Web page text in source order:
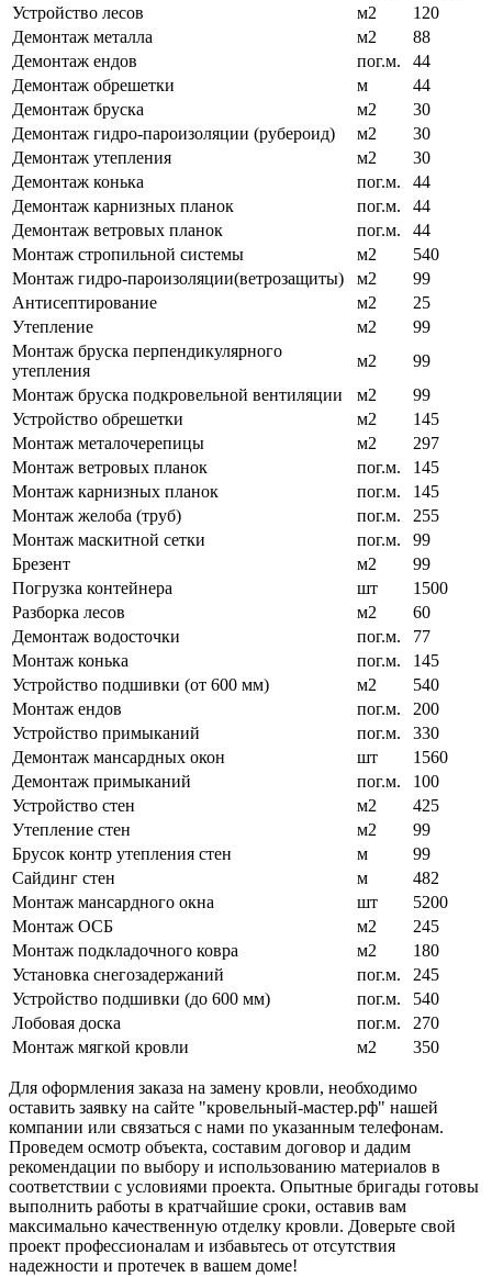
Устройство лесов
м2
120
Демонтаж металла
м2
88
Демонтаж ендов
пог.м.
44
Демонтаж обрешетки
м
44
Демонтаж бруска
м2
30
Демонтаж гидро-пароизоляции (рубероид)
м2
30
Демонтаж утепления
м2
30
Демонтаж конька
пог.м.
44
Демонтаж карнизных планок
пог.м.
44
Демонтаж ветровых планок
пог.м.
44
Монтаж стропильной системы
м2
540
Монтаж гидро-пароизоляции(ветрозащиты)
м2
99
Антисептирование
м2
25
Утепление
м2
99
Монтаж бруска перпендикулярного
утепления
м2
99
Монтаж бруска подкровельной вентиляции
м2
99
Устройство обрешетки
м2
145
Монтаж металочерепицы
м2
297
Монтаж ветровых планок
пог.м.
145
Монтаж карнизных планок
пог.м.
145
Монтаж желоба (труб)
пог.м.
255
Монтаж маскитной сетки
пог.м.
99
Брезент
м2
99
Погрузка контейнера
шт
1500
Разборка лесов
м2
60
Демонтаж водосточки
пог.м.
77
Монтаж конька
пог.м.
145
Устройство подшивки (от 600 мм)
м2
540
Монтаж ендов
пог.м.
200
Устройство примыканий
пог.м.
330
Демонтаж мансардных окон
шт
1560
Демонтаж примыканий
пог.м.
100
Устройство стен
м2
425
Утепление стен
м2
99
Брусок контр утепления стен
м
99
Сайдинг стен
м
482
Монтаж мансардного окна
шт
5200
Монтаж ОСБ
м2
245
Монтаж подкладочного ковра
м2
180
Установка снегозадержаний
пог.м.
245
Устройство подшивки (до 600 мм)
пог.м.
540
Лобовая доска
пог.м.
270
Монтаж мягкой кровли
м2 350
Для оформления заказа на замену кровли, необходимо
оставить заявку на сайте "кровельный-мастер.рф" нашей
компании или связаться с нами по указанным телефонам.
Проведем осмотр объекта, составим договор и дадим
рекомендации по выбору и использованию материалов в
соответствии с условиями проекта. Опытные бригады готовы
выполнить работы в кратчайшие сроки, оставив вам
максимально качественную отделку кровли. Доверьте свой
проект профессионалам и избавьтесь от отсутствия
надежности и протечек в вашем доме!